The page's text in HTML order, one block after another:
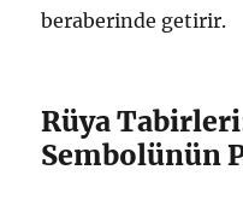
beraberinde getirir.
Rüya
Sembolünün